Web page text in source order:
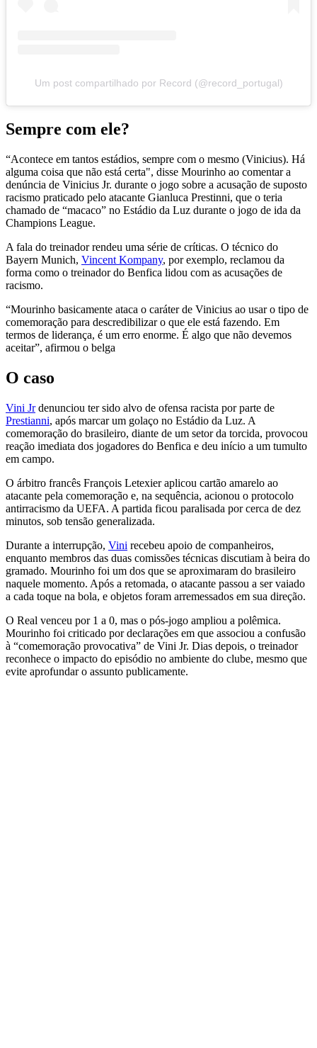
Um post compartilhado por Record (@record_portugal)
Sempre com ele?
“Acontece em tantos estádios, sempre com o mesmo (Vinicius). Há
alguma coisa que não está certa", disse Mourinho ao comentar a
denúncia de Vinicius Jr. durante o jogo sobre a acusação de suposto
racismo praticado pelo atacante Gianluca Prestinni, que o teria
chamado de “macaco” no Estádio da Luz durante o jogo de ida da
Champions League.
A fala do treinador rendeu uma série de críticas. O técnico do
Bayern Munich, Vincent Kompany, por exemplo, reclamou da
forma como o treinador do Benfica lidou com as acusações de
racismo.
“Mourinho basicamente ataca o caráter de Vinicius ao usar o tipo de
comemoração para descredibilizar o que ele está fazendo. Em
termos de liderança, é um erro enorme. É algo que não devemos
aceitar”, afirmou o belga
O caso
Vini Jrdenunciou ter sido alvo de ofensa racista por parte de
Prestianni, após marcar um golaço no Estádio da Luz. A
comemoração do brasileiro, diante de um setor da torcida, provocou
reação imediata dos jogadores do Benfica e deu início a um tumulto
em campo.
O árbitro francês François Letexier aplicou cartão amarelo ao
atacante pela comemoração e, na sequência, acionou o protocolo
antirracismo da UEFA. A partida ficou paralisada por cerca de dez
minutos, sob tensão generalizada.
Durante a interrupção, Vini recebeu apoio de companheiros,
enquanto membros das duas comissões técnicas discutiam à beira do
gramado. Mourinho foi um dos que se aproximaram do brasileiro
naquele momento. Após a retomada, o atacante passou a ser vaiado
a cada toque na bola, e objetos foram arremessados em sua direção.
O Real venceu por 1 a 0, mas o pós-jogo ampliou a polêmica.
Mourinho foi criticado por declarações em que associou a confusão
à “comemoração provocativa” de Vini Jr. Dias depois, o treinador
reconhece o impacto do episódio no ambiente do clube, mesmo que
evite aprofundar o assunto publicamente.